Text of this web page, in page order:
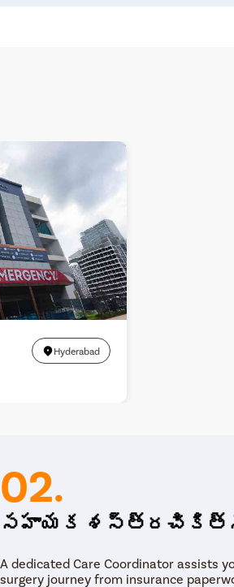
చేసేటప్పుడు.
1-2 కుట్లుతో
Hyderabad
02.
సహాయక శస్త్రచికిత్స
A dedicated Care Coordinator assists
surgery journey from insurance